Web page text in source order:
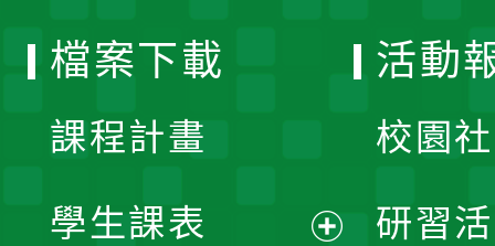
檔案下載
課程計畫
學生課表
活動
校園
研習